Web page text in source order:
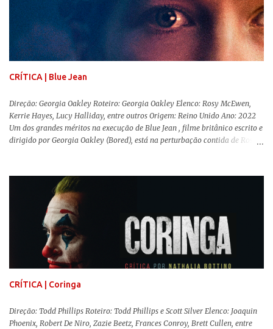
levar a sério, a produção aborda temas complexos com críticas potentes. Já
conhecida por sua filmografia feminista, Gerwig traz uma reflexão de
como a Barbie se encaixa no mundo moderno, desenvolvendo a
importância e o impacto, positivo ou negativo, da boneca na vida das
pessoas. Isso tudo com um sentimento de nostalgia multigeracional. Na
CRÍTICA | Blue Jean
Direção: Georgia Oakley Roteiro: Georgia Oakley Elenco: Rosy McEwen,
Kerrie Hayes, Lucy Halliday, entre outros Origem: Reino Unido Ano: 2022
Um dos grandes méritos na execução de Blue Jean , filme britânico escrito e
dirigido por Georgia Oakley (Bored), está na perturbação contida de Rosy
movimentos e falas, equilibrada numa frágil neutralidade entre seu
trabalho e seus afetos, passando noites bebendo e jogando sinuca com seu
grupo de amigas lésbicas e sua amante. É imperativo para ela que ambos
os mundos não se cruzem de modo algum, pois o período histórico no qual
a história se passa - 1988 na Inglaterra - é de um contexto profundamente
conservador e hostil a pessoas queer. Com o governo liderado pela então
primeira-ministra Margaret Tatcher usando recursos supostamente
constitucionais para mobilizar campanhas agressivas ao modo de vida
CRÍTICA | Coringa
Direção: Todd Phillips Roteiro: Todd Phillips e Scott Silver Elenco: Joaquin
Phoenix, Robert De Niro, Zazie Beetz, Frances Conroy, Brett Cullen, entre